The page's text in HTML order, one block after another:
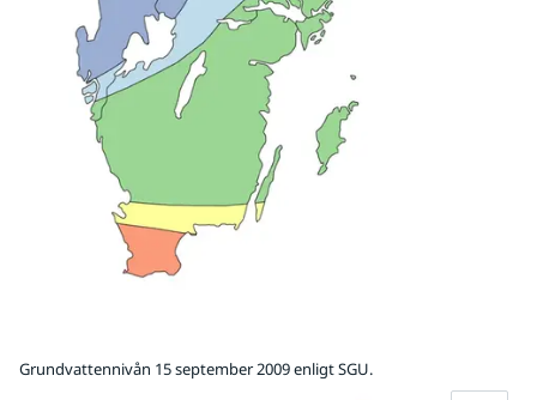
Grundvattennivån 15 september 2009 enligt SGU.